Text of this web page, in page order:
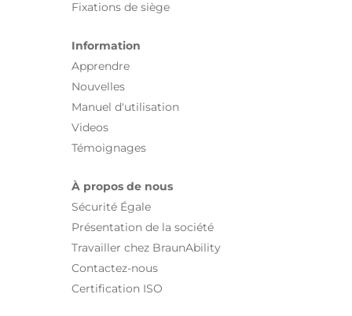
Fixations de siège
Information
Apprendre
Nouvelles
Manuel d'utilisation
Videos
Témoignages
À propos de nous
Sécurité Égale
Présentation de la société
Travailler chez BraunAbility
Contactez-nous
Certification ISO